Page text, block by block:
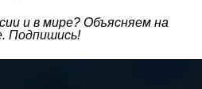
и в мире? Объясняем на
. Подпишись!